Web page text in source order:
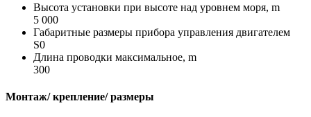
Высота установки при высоте над уровнем моря, m
5 000
Габаритные размеры прибора управления двигателем
S0
Длина проводки максимальное, m
300
Монтаж/ крепление/ размеры